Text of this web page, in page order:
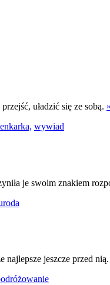
uładzić się ze sobą. »
wywiad
je swoim znakiem
jeszcze przed nią.